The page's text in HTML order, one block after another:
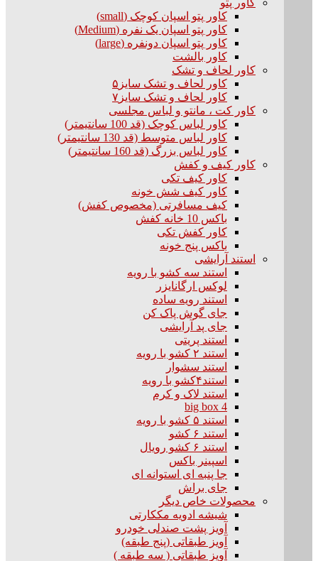
کاور پتو
کاور پتو اسپان کوچک (small)
کاور پتو اسپان یک نفره (Medium)
کاور پتو اسپان دونفره (large)
کاور بالشت
کاور لحاف و تشک
کاور لحاف و تشک سایز۵
کاور لحاف و تشک سایز۷
کاور کت ، مانتو و لباس مجلسی
کاور لباس کوچک (قد 100 سانتیمتر)
کاور لباس متوسط (قد 130 سانتیمتر)
کاور لباس بزرگ (قد 160 سانتیمتر)
کاور کیف و کفش
کاور کیف تکی
کاور کیف شش خونه
کیف مسافرتی (مخصوص کفش)
باکس 10 خانه کفش
کاور کفش تکی
باکس پنج خونه
استند آرایشی
استند سه کشو با رویه
لوکس ارگانایزر
استند رویه ساده
جای گوش پاک کن
جای پد آرایشی
استند پریتی
استند ۲ کشو با رویه
استند سشوار
استند۴کشو با رویه
استند لاک و کرم
big box 4
استند ۵ کشو با رویه
استند ۶ کشو
استند ۶ کشو رویال
اسپینر باکس
جا پنبه ای استوانه ای
جای براش
محصولات خاص دیگر
شیشه ادویه مککارتی
آویز پشت صندلی خودرو
آویز طبقاتی (پنج طبقه)
آویز طبقاتی ( سه طبقه )